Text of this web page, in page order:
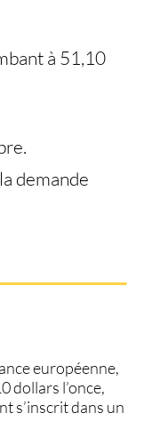
à 51,10
demande
européenne,
dollars l’once,
s’inscrit dans un